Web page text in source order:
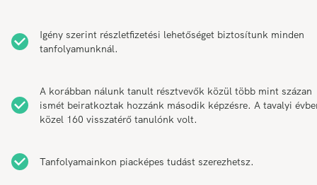
Igény szerint részletfizetési lehetőséget biztosítunk minden
tanfolyamunknál.
A korábban nálunk tanult résztvevők közül több mint százan
ismét beiratkoztak hozzánk második képzésre. A tavalyi
közel 160 visszatérő tanulónk volt.
Tanfolyamainkon piacképes tudást szerezhetsz.